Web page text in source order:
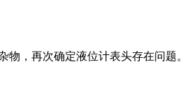
物，再次确定液位计表头存在问题。